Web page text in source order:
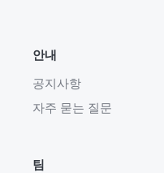
안내
공지사항
자주 묻는 질문
팀